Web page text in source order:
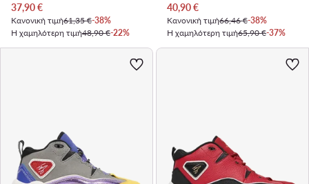
Τρέχουσα τιμή
37,90€
Κανονική τιμή61,35 €-38%
Η χαμηλότερη τιμή48,90 €-22%
Τρέχουσα τιμή
40,90€
Κανονική τιμή66,46 €-38%
Η χαμηλότερη τιμή65,90 €-37%